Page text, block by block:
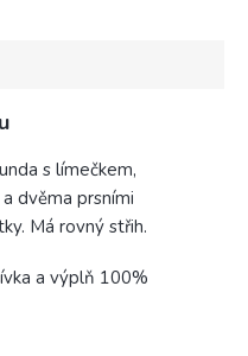
s límečkem,
dvěma prsními
Má rovný střih.
a výplň 100%